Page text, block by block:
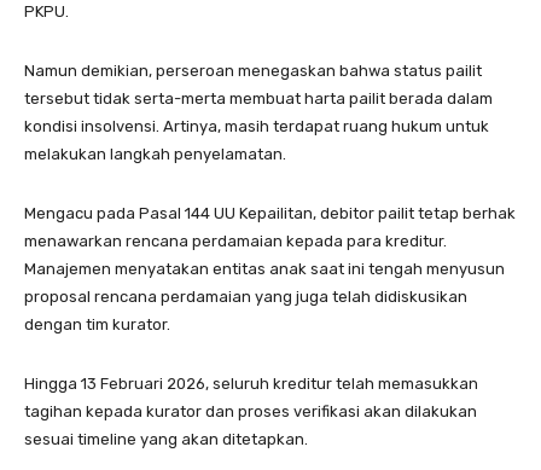
PKPU.
Namun demikian, perseroan menegaskan bahwa status pailit
tersebut tidak serta-merta membuat harta pailit berada dalam
kondisi insolvensi. Artinya, masih terdapat ruang hukum untuk
melakukan langkah penyelamatan.
Mengacu pada Pasal 144 UU Kepailitan, debitor pailit tetap berhak
menawarkan rencana perdamaian kepada para kreditur.
Manajemen menyatakan entitas anak saat ini tengah menyusun
proposal rencana perdamaian yang juga telah didiskusikan
dengan tim kurator.
Hingga 13 Februari 2026, seluruh kreditur telah memasukkan
tagihan kepada kurator dan proses verifikasi akan dilakukan
sesuai timeline yang akan ditetapkan.